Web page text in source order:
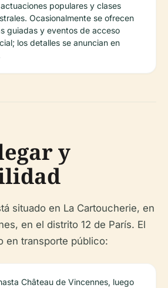
populares y clases
Ocasionalmente se ofrecen
guiadas y eventos de acceso
los detalles se anuncian en
y
situado en La Cartoucherie, en
en el distrito 12 de París. El
en transporte público:
Château de Vincennes, luego